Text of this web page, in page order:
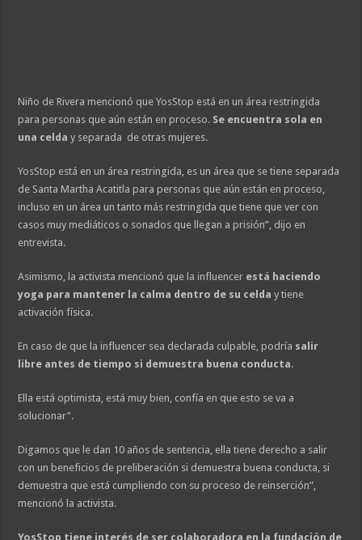
Niño de Rivera mencionó que YosStop está en un área restringida
para personas que aún están en proceso. Se encuentra sola en
una celday separada de otras mujeres.
YosStop está en un área restringida, es un área que se tiene separada
de Santa Martha Acatitla para personas que aún están en proceso,
incluso en un área un tanto más restringida que tiene que ver con
casos muy mediáticos o sonados que llegan a prisión”, dijo en
entrevista.
Asimismo, la activista mencionó que la influencer está haciendo
yoga para mantener la calma dentro de su celda y tiene
activación física.
En caso de que la influencer sea declarada culpable, podría salir
libre antes de tiempo si demuestra buena conducta.
Ella está optimista, está muy bien, confía en que esto se va a
solucionar”.
Digamos que le dan 10 años de sentencia, ella tiene derecho a salir
con un beneficios de preliberación si demuestra buena conducta, si
demuestra que está cumpliendo con su proceso de reinserción”,
mencionó la activista.
YosStop tiene interés de ser colaboradora en la fundación de